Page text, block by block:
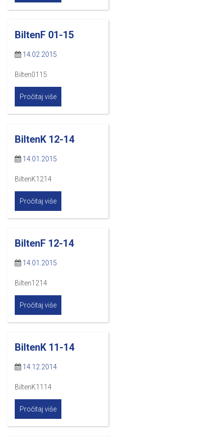
BiltenF 01-15
14.02.2015
Bilten0115
Pročitaj više
BiltenK 12-14
14.01.2015
BiltenK1214
Pročitaj više
BiltenF 12-14
14.01.2015
Bilten1214
Pročitaj više
BiltenK 11-14
14.12.2014
BiltenK1114
Pročitaj više